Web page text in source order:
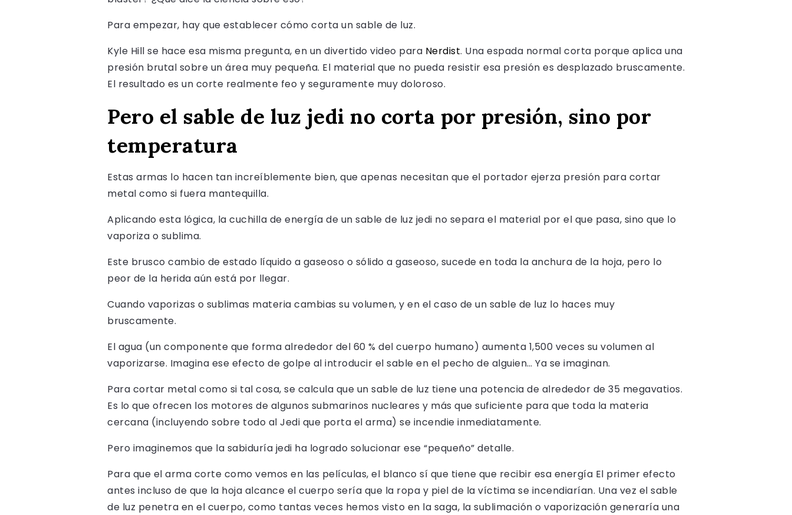
Para empezar, hay que establecer cómo corta un sable de luz.
Kyle Hill se hace esa misma pregunta, en un divertido video para Nerdist. Una espada normal corta porque aplica una
presión brutal sobre un área muy pequeña. El material que no pueda resistir esa presión es desplazado bruscamente.
El resultado es un corte realmente feo y seguramente muy doloroso.
Pero el sable de luz jedi no corta por presión, sino por
temperatura
Estas armas lo hacen tan increíblemente bien, que apenas necesitan que el portador ejerza presión para cortar
metal como si fuera mantequilla.
Aplicando esta lógica, la cuchilla de energía de un sable de luz jedi no separa el material por el que pasa, sino que lo
vaporiza o sublima.
Este brusco cambio de estado líquido a gaseoso o sólido a gaseoso, sucede en toda la anchura de la hoja, pero lo
peor de la herida aún está por llegar.
Cuando vaporizas o sublimas materia cambias su volumen, y en el caso de un sable de luz lo haces muy
bruscamente.
El agua (un componente que forma alrededor del 60 % del cuerpo humano) aumenta 1,500 veces su volumen al
vaporizarse. Imagina ese efecto de golpe al introducir el sable en el pecho de alguien… Ya se imaginan.
Para cortar metal como si tal cosa, se calcula que un sable de luz tiene una potencia de alrededor de 35 megavatios.
Es lo que ofrecen los motores de algunos submarinos nucleares y más que suficiente para que toda la materia
cercana (incluyendo sobre todo al Jedi que porta el arma) se incendie inmediatamente.
Pero imaginemos que la sabiduría jedi ha logrado solucionar ese “pequeño” detalle.
Para que el arma corte como vemos en las películas, el blanco sí que tiene que recibir esa energía El primer efecto
antes incluso de que la hoja alcance el cuerpo sería que la ropa y piel de la víctima se incendiarían. Una vez el sable
de luz penetra en el cuerpo, como tantas veces hemos visto en la saga, la sublimación o vaporización generaría una